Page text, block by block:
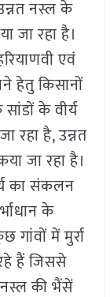
नस्ल के
जा रहा है।
एवं
हेतु किसानों
के वीर्य
रहा है, उन्नत
जा रहा है।
का संकलन
के
गांवों में मुर्रा
हैं जिससे
नस्ल की भैंसें